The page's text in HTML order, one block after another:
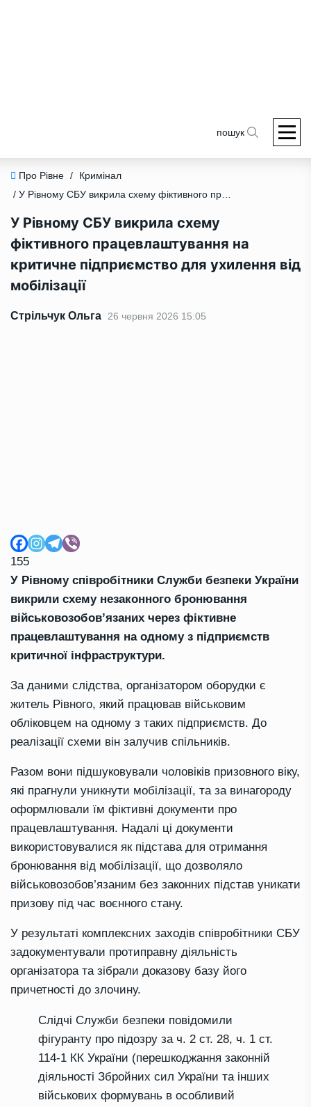
пошук
Про Рівне /
Кримінал
/ У Рівному СБУ викрила схему фіктивного працевлаштування на критичне підприємство для ухилення від мобілізації
У Рівному СБУ викрила схему
фіктивного працевлаштування на
критичне підприємство для ухилення від
мобілізації
Стрільчук Ольга 26 червня 2026 15:05
155
У Рівному співробітники Служби безпеки України
викрили схему незаконного бронювання
військовозобов’язаних через фіктивне
працевлаштування на одному з підприємств
критичної інфраструктури.
За даними слідства, організатором оборудки є
житель Рівного, який працював військовим
обліковцем на одному з таких підприємств. До
реалізації схеми він залучив спільників.
Разом вони підшуковували чоловіків призовного віку,
які прагнули уникнути мобілізації, та за винагороду
оформлювали їм фіктивні документи про
працевлаштування. Надалі ці документи
використовувалися як підстава для отримання
бронювання від мобілізації, що дозволяло
військовозобов’язаним без законних підстав уникати
призову під час воєнного стану.
У результаті комплексних заходів співробітники СБУ
задокументували протиправну діяльність
організатора та зібрали доказову базу його
причетності до злочину.
Слідчі Служби безпеки повідомили
фігуранту про підозру за ч. 2 ст. 28, ч. 1 ст.
114-1 КК України (перешкоджання законній
діяльності Збройних сил України та інших
військових формувань в особливий